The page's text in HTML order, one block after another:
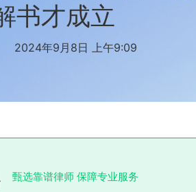
书才成立
2024年9月8日 上午9:09
甄选靠谱律师 保障专业服务